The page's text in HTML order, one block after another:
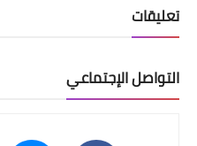
تعليقات
التواصل الإجتماعي